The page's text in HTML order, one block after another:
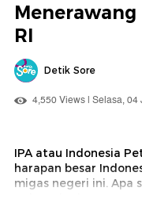
Berhenti
Hidup
Menerawang
RI
Detik Sore
4,550 Views | Selasa,
IPA atau Indonesia
harapan besar
migas negeri ini. Apa